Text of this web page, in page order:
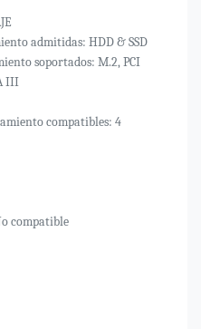
admitidas: HDD & SSD
soportados: M.2, PCI
III
compatibles: 4
compatible